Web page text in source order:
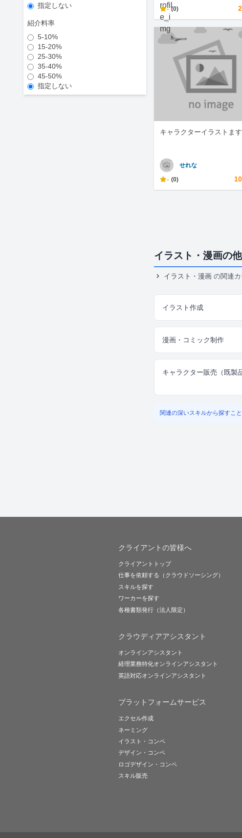
指定しない
紹介料率
5-10%
15-20%
25-30%
35-40%
45-50%
指定しない
- (0)
キャラクターイラストます
せれな
- (0)
イラスト・漫画の
イラスト・漫画 の関連カ
イラスト作成
漫画・コミック制作
キャラクター販売（既製
関連の深いスキルから探すこ
クライアントの皆様へ
クライアントトップ
仕事を依頼する（クラウドソーシング）
スキルを探す
ワーカーを探す
各種書類発行（法人限定）
クラウディアアシスタント
オンラインアシスタント
経理業務特化オンラインアシスタント
英語対応オンラインアシスタント
プラットフォームサービス
エクセル作成
ネーミング
イラスト・コンペ
デザイン・コンペ
ロゴデザイン・コンペ
スキル販売